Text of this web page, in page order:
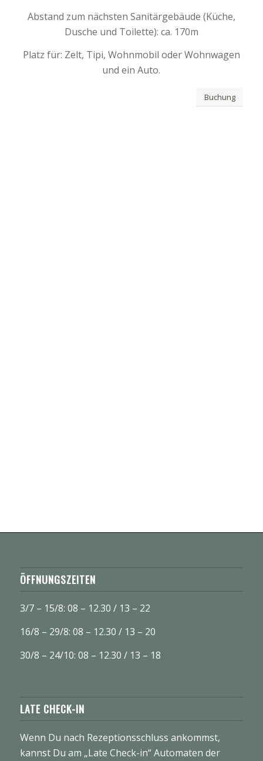
Abstand zum nächsten Sanitärgebäude (Küche,
Dusche und Toilette): ca. 170m
Platz für: Zelt, Tipi, Wohnmobil oder Wohnwagen
und ein Auto.
Buchung
ÖFFNUNGSZEITEN
3/7 – 15/8: 08 – 12.30 / 13 – 22
16/8 – 29/8: 08 – 12.30 / 13 – 20
30/8 – 24/10: 08 – 12.30 / 13 – 18
LATE CHECK-IN
Wenn Du nach Rezeptionsschluss ankommst,
kannst Du am „Late Check-in“ Automaten der